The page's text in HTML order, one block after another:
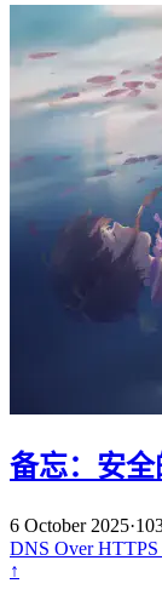
备忘：安全
6 October 2025·
DNS Over HTTPS
↑